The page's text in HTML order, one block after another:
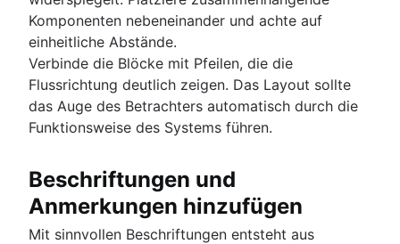
Komponenten nebeneinander und achte auf
einheitliche Abstände.
Verbinde die Blöcke mit Pfeilen, die die
Flussrichtung deutlich zeigen. Das Layout sollte
das Auge des Betrachters automatisch durch die
Funktionsweise des Systems führen.
Beschriftungen und
Anmerkungen hinzufügen
Mit sinnvollen Beschriftungen entsteht aus